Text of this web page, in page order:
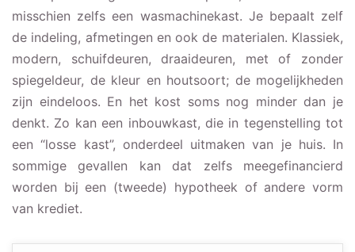
misschien zelfs een wasmachinekast. Je bepaalt zelf
de indeling, afmetingen en ook de materialen. Klassiek,
modern, schuifdeuren, draaideuren, met of zonder
spiegeldeur, de kleur en houtsoort; de mogelijkheden
zijn eindeloos. En het kost soms nog minder dan je
denkt. Zo kan een inbouwkast, die in tegenstelling tot
een “losse kast”, onderdeel uitmaken van je huis. In
sommige gevallen kan dat zelfs meegefinancierd
worden bij een (tweede) hypotheek of andere vorm
van krediet.